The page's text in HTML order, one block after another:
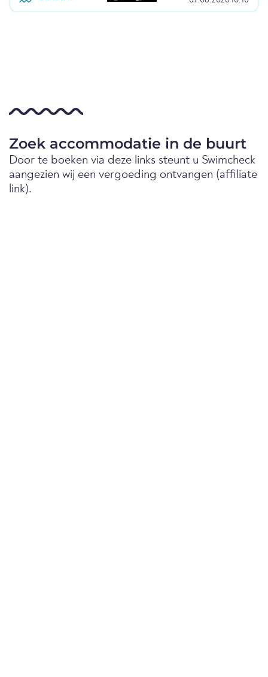
Zoek accommodatie in de buurt
Door te boeken via deze links steunt u Swimcheck
aangezien wij een vergoeding ontvangen (affiliate
link).